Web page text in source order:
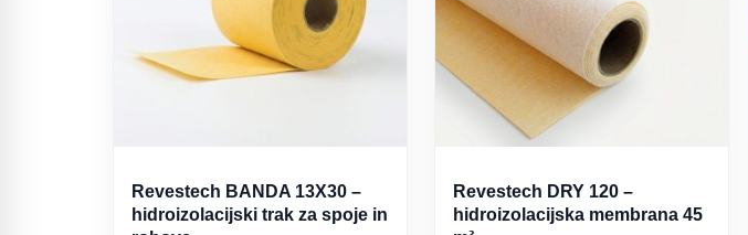
Revestech BANDA 13X30 –
hidroizolacijski trak za spoje in
Revestech DRY 120 –
hidroizolacijska membrana 45